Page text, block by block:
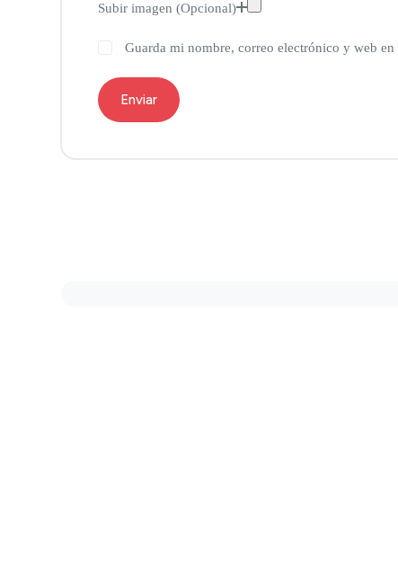
Subir imagen (Opcional)
Guarda mi nombre, correo electrónico y web
Enviar